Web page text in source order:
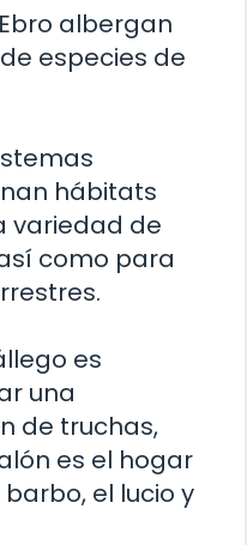
albergan
especies de
hábitats
variedad de
como para
es
una
de truchas,
es el hogar
el lucio y